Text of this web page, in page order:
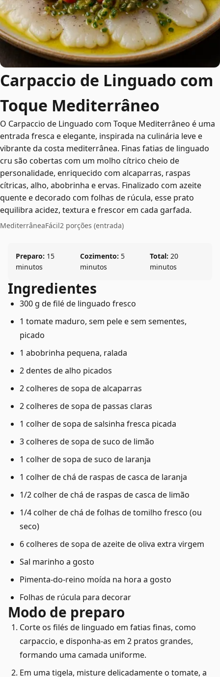
Carpaccio de Linguado com
Toque Mediterrâneo
O Carpaccio de Linguado com Toque Mediterrâneo é uma
entrada fresca e elegante, inspirada na culinária leve e
vibrante da costa mediterrânea. Finas fatias de linguado
cru são cobertas com um molho cítrico cheio de
personalidade, enriquecido com alcaparras, raspas
cítricas, alho, abobrinha e ervas. Finalizado com azeite
quente e decorado com folhas de rúcula, esse prato
equilibra acidez, textura e frescor em cada garfada.
MediterrâneaFácil2 porções (entrada)
Preparo: 15
minutos
Cozimento: 5
minutos
Total: 20
minutos
Ingredientes
300 g de filé de linguado fresco
1 tomate maduro, sem pele e sem sementes,
picado
1 abobrinha pequena, ralada
2 dentes de alho picados
2 colheres de sopa de alcaparras
2 colheres de sopa de passas claras
1 colher de sopa de salsinha fresca picada
3 colheres de sopa de suco de limão
1 colher de sopa de suco de laranja
1 colher de chá de raspas de casca de laranja
1/2 colher de chá de raspas de casca de limão
1/4 colher de chá de folhas de tomilho fresco (ou
seco)
6 colheres de sopa de azeite de oliva extra virgem
Sal marinho a gosto
Pimenta-do-reino moída na hora a gosto
Folhas de rúcula para decorar
Modo de preparo
Corte os filés de linguado em fatias finas, como
carpaccio, e disponha-as em 2 pratos grandes,
formando uma camada uniforme.
Em uma tigela, misture delicadamente o tomate, a